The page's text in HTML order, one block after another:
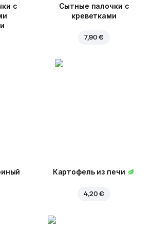
с
Сытные палочки с
креветками
7,90 €
Картофель из печи
4,20 €